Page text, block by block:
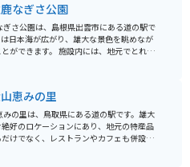
ばはおすすめです。 バイクで訪れる
本庄は広々とした駐車場があるので安心で
雄大な自然の中を走る気持ちの良いワイ
ドが数多くあります。ツーリングの休憩
ち寄ってみてください。 道の駅 本庄
勾玉作り体験などもできるので、家族連
です。
なぎさ公園
ぎさ公園は、島根県出雲市にある道の駅で
日本海が広がり、雄大な景色を眺めなが
施設内には、地元でとれた
販売する「海産物直売センター」や、出
広場などがあり、家族連れで楽しむこと
季には海水浴場もオープンし、多くの人
広い駐
ているので安心です。日本海沿いを走る
の休憩地点として最適です。 周辺に
恵みの里
みの里は、鳥取県にある道の駅です。雄大
好のロケーションにあり、地元の特産品
けでなく、レストランやカフェも併設さ